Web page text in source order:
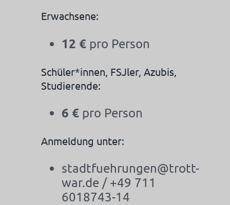
Erwachsene:
12 € pro Person
Schüler*innen, FSJler, Azubis,
Studierende:
6 € pro Person
Anmeldung unter:
stadtfuehrungen@trott-
war.de / +49 711
6018743-14